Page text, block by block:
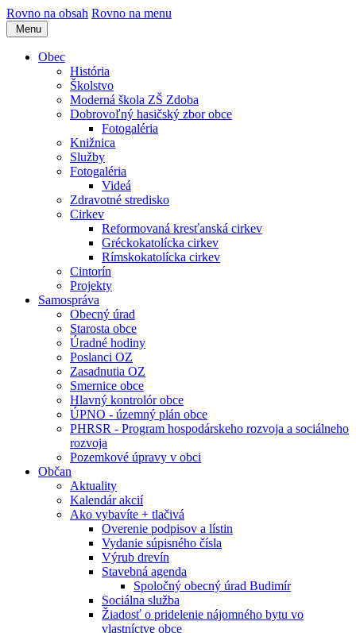
Rovno na obsah Rovno na menu
Menu
Obec
História
Školstvo
Moderná škola ZŠ Zdoba
Dobrovoľný hasičský zbor obce
Fotogaléria
Knižnica
Služby
Fotogaléria
Videá
Zdravotné stredisko
Cirkev
Reformovaná kresťanská cirkev
Gréckokatolícka cirkev
Rímskokatolícka cirkev
Cintorín
Projekty
Samospráva
Obecný úrad
Starosta obce
Úradné hodiny
Poslanci OZ
Zasadnutia OZ
Smernice obce
Hlavný kontrolór obce
ÚPNO - územný plán obce
PHRSR - Program hospodárskeho rozvoja a sociálneho
rozvoja
Pozemkové úpravy v obci
Občan
Aktuality
Kalendár akcií
Ako vybavíte + tlačivá
Overenie podpisov a lístin
Vydanie súpisného čísla
Výrub drevín
Stavebná agenda
Spoločný obecný úrad Budimír
Sociálna služba
Žiadosť o pridelenie nájomného bytu vo
vlastníctve obce